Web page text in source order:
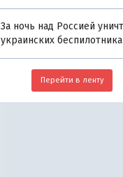
За ночь над Россией
украинских беспилотника
Перейти в ленту